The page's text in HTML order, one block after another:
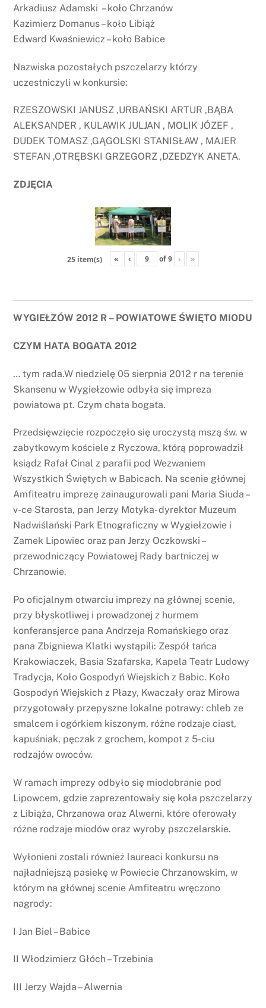
Arkadiusz Adamski – koło Chrzanów
Kazimierz Domanus – koło Libiąż
Edward Kwaśniewicz – koło Babice
Nazwiska pozostałych pszczelarzy którzy
uczestniczyli w konkursie:
RZESZOWSKI JANUSZ ,URBAŃSKI ARTUR ,BĄBA
ALEKSANDER , KULAWIK JULJAN , MOLIK JÓZEF ,
DUDEK TOMASZ ,GĄGOLSKI STANISŁAW , MAJER
STEFAN ,OTRĘBSKI GRZEGORZ ,DZEDZYK ANETA.
ZDJĘCIA
25 item(s) « ‹ of9 › »
WYGIEŁZÓW 2012 R – POWIATOWE ŚWIĘTO MIODU
CZYM HATA BOGATA 2012
… tym rada.W niedzielę 05 sierpnia 2012 r na terenie
Skansenu w Wygiełzowie odbyła się impreza
powiatowa pt. Czym chata bogata.
Przedsięwzięcie rozpoczęło się uroczystą mszą św. w
zabytkowym kościele z Ryczowa, którą poprowadził
ksiądz Rafał Cinal z parafii pod Wezwaniem
Wszystkich Świętych w Babicach. Na scenie głównej
Amfiteatru imprezę zainaugurowali pani Maria Siuda –
v-ce Starosta, pan Jerzy Motyka- dyrektor Muzeum
Nadwiślański Park Etnograficzny w Wygiełzowie i
Zamek Lipowiec oraz pan Jerzy Oczkowski –
przewodniczący Powiatowej Rady bartniczej w
Chrzanowie.
Po oficjalnym otwarciu imprezy na głównej scenie,
przy błyskotliwej i prowadzonej z hurmem
konferansjerce pana Andrzeja Romańskiego oraz
pana Zbigniewa Klatki wystąpili: Zespół tańca
Krakowiaczek, Basia Szafarska, Kapela Teatr Ludowy
Tradycja, Koło Gospodyń Wiejskich z Babic. Koło
Gospodyń Wiejskich z Płazy, Kwaczały oraz Mirowa
przygotowały przepyszne lokalne potrawy: chleb ze
smalcem i ogórkiem kiszonym, różne rodzaje ciast,
kapuśniak, pęczak z grochem, kompot z 5-ciu
rodzajów owoców.
W ramach imprezy odbyło się miodobranie pod
Lipowcem, gdzie zaprezentowały się koła pszczelarzy
z Libiąża, Chrzanowa oraz Alwerni, które oferowały
różne rodzaje miodów oraz wyroby pszczelarskie.
Wyłonieni zostali również laureaci konkursu na
najładniejszą pasiekę w Powiecie Chrzanowskim, w
którym na głównej scenie Amfiteatru wręczono
nagrody:
I Jan Biel – Babice
II Włodzimierz Głóch – Trzebinia
III Jerzy Wajda – Alwernia